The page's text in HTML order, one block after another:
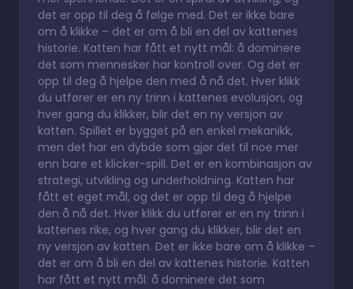
det er opp til deg å følge med. Det er ikke bare
om å klikke – det er om å bli en del av kattenes
historie. Katten har fått et nytt mål: å dominere
det som mennesker har kontroll over. Og det er
opp til deg å hjelpe den med å nå det. Hver klikk
du utfører er en ny trinn i kattenes evolusjon, og
hver gang du klikker, blir det en ny versjon av
katten. Spillet er bygget på en enkel mekanikk,
men det har en dybde som gjør det til noe mer
enn bare et klicker-spill. Det er en kombinasjon av
strategi, utvikling og underholdning. Katten har
fått et eget mål, og det er opp til deg å hjelpe
den å nå det. Hver klikk du utfører er en ny trinn i
kattenes rike, og hver gang du klikker, blir det en
ny versjon av katten. Det er ikke bare om å klikke –
det er om å bli en del av kattenes historie. Katten
har fått et nytt mål: å dominere det som